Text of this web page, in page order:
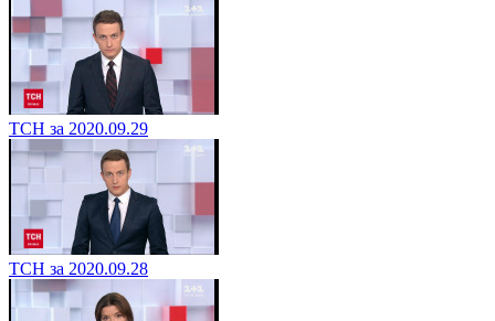
ТСН за 2020.09.29
ТСН за 2020.09.28